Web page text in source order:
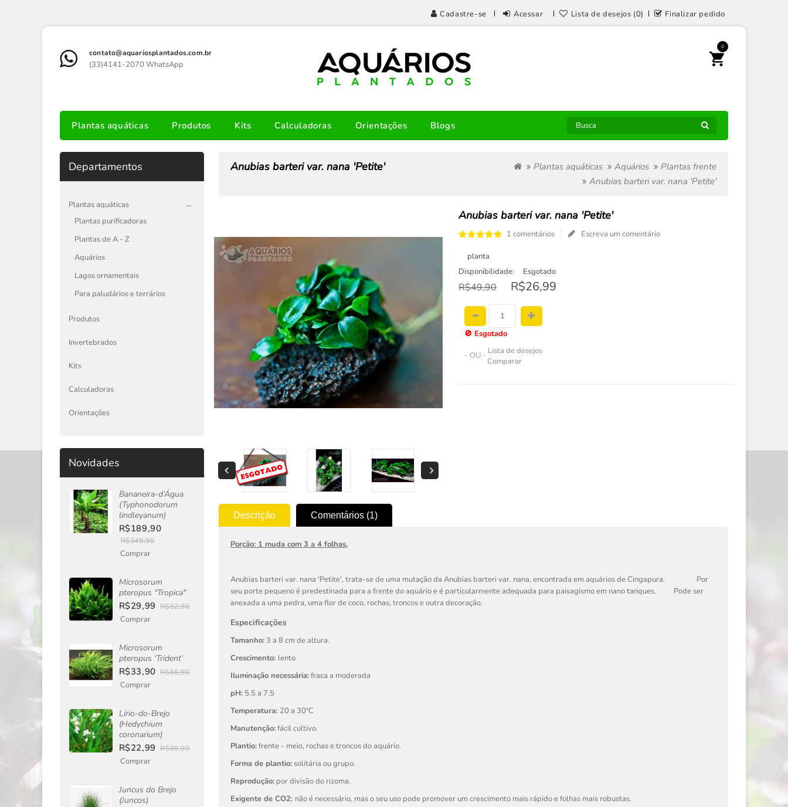
Cadastre-se Acessar Lista de desejos (0) Finalizar pedido
contato@aquariosplantados.com.br
(33)4141-2070 WhatsApp
0
Plantas aquáticas Produtos Kits Calculadoras Orientações Blogs
Departamentos
Plantas aquáticas
Plantas purificadoras
Plantas de A - Z
Aquários
Lagos ornamentais
Para paludários e terrários
Produtos
Invertebrados
Kits
Calculadoras
Orientações
Novidades
Bananeira-d’Água
(Typhonodorum
lindleyanum)
R$189,90
R$349,90
Comprar
Microsorum
pteropus "Tropica"
R$29,99 R$52,90
Comprar
Microsorum
pteropus ‘Trident’
R$33,90 R$66,90
Comprar
Lírio-do-Brejo
(Hedychium
coronarium)
R$22,99 R$69,99
Comprar
Juncus do Brejo
(Juncos)
Anubias barteri var. nana 'Petite' Plantas aquáticas Aquários
Plantas frente
Anubias barteri var. nana 'Petite'
Anubias barteri var. nana 'Petite'
1 comentários Escreva um comentário
planta
Disponibilidade:
Esgotado
R$49,90 R$26,99
🚫 Esgotado
- OU - Lista de desejos
Comparar
Descrição Comentários (1)
Porção: 1 muda com 3 a 4 folhas.
Anubias barteri var. nana 'Petite', trata-se de uma mutação da Anubias barteri var. nana, encontrada em aquários de Cingapura. Por
seu porte pequeno é predestinada para a frente do aquário e é particularmente adequada para paisagismo em nano tanques. Pode ser
anexada a uma pedra, uma flor de coco, rochas, troncos e outra decoração.
Especificações
Tamanho:3 a 8 cm de altura.
Crescimento: lento
Iluminação necessária:fraca a moderada
pH:5.5 a 7.5
Temperatura: 20 a 30ºC
Manutenção:fácil cultivo.
Plantio:frente - meio, rochas e troncos do aquário.
Forma de plantio:solitária ou grupo.
Reprodução:por divisão do rizoma.
Exigente de CO2: não é necessário, mas o seu uso pode promover um crescimento mais rápido e folhas mais robustas.